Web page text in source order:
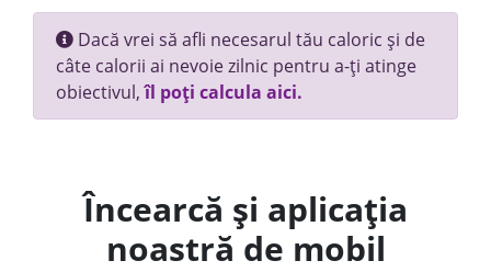
Dacă vrei să afli necesarul tău caloric și de
câte calorii ai nevoie zilnic pentru a-ți atinge
obiectivul,îl poți calcula aici.
Încearcă și aplicația
noastră de mobil